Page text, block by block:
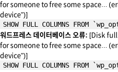
for someone to free some space...
device")]
SHOW FULL COLUMNS FROM
워드프레스 데이터베이스 오류: [Disk
for someone to free some space...
device")]
SHOW FULL COLUMNS FROM